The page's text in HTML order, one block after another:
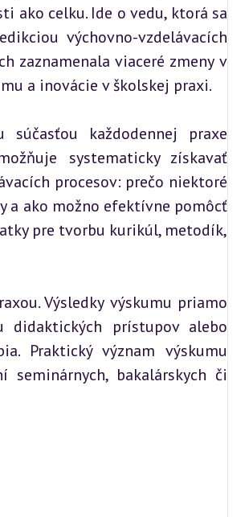
ako celku. Ide o vedu, ktorá sa
výchovno-vzdelávacích
zaznamenala viaceré zmeny v
a inovácie v školskej praxi.
každodennej praxe
systematicky získavať
procesov: prečo niektoré
a ako možno efektívne pomôcť
pre tvorbu kurikúl, metodík,
Výsledky výskumu priamo
prístupov alebo
Praktický význam výskumu
bakalárskych či